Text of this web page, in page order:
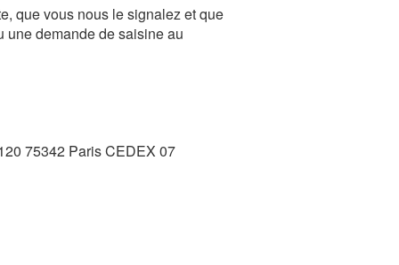
que vous nous le signalez et que
une demande de saisine au
75342 Paris CEDEX 07